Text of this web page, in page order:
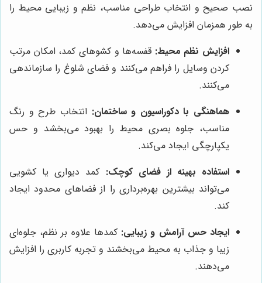
نصب صحیح و انتخاب طراحی مناسب، نظم و زیبایی محیط را
به طور همزمان افزایش می‌دهد.
افزایش نظم محیط: قفسه‌ها و کشوهای کمد، امکان مرتب
کردن وسایل را فراهم می‌کنند و فضای شلوغ را سازماندهی
می‌کنند.
هماهنگی با دکوراسیون و ساختمان: انتخاب طرح و رنگ
مناسب، جلوه بصری محیط را بهبود می‌بخشد و حس
یکپارچگی ایجاد می‌کند.
استفاده بهینه از فضای کوچک: کمد دیواری یا کشویی
می‌تواند بیشترین بهره‌برداری را از فضاهای محدود ایجاد
کند.
ایجاد حس آرامش و زیبایی: کمدها علاوه بر نظم، جلوه‌ای
زیبا و جذاب به محیط می‌بخشند و تجربه کاربری را افزایش
می‌دهند.